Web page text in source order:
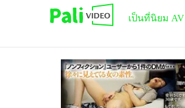
เป็นที่นิยม AV